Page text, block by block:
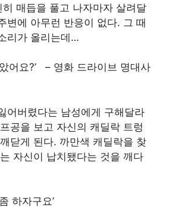
매듭을 풀고 나자마자 살려달
변에 아무런 반응이 없다. 그 때
리가 올리는데…
어요?’ – 영화 드라이브 명대사
어버렸다는 남성에게 구해달라
공을 보고 자신의 캐딜락 트렁
닫게 된다. 까만색 캐딜락을 찾
자신이 납치됐다는 것을 깨다
하자구요’